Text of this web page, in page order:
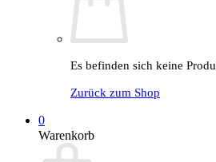
Es befinden sich keine
Zurück zum Shop
0
Warenkorb